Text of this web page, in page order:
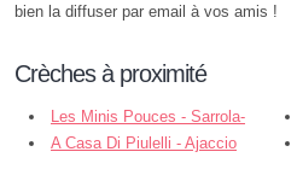
bien la diffuser par email à vos amis !
Crèches à proximité
Les Minis Pouces - Sarrola-
Carcopino
A Casa Di Piulelli - Ajaccio